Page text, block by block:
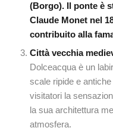
(Borgo). Il ponte è
Claude Monet nel
contribuito alla
Città vecchia
Dolceacqua è un
scale ripide e
visitatori la
la sua architettura
atmosfera.